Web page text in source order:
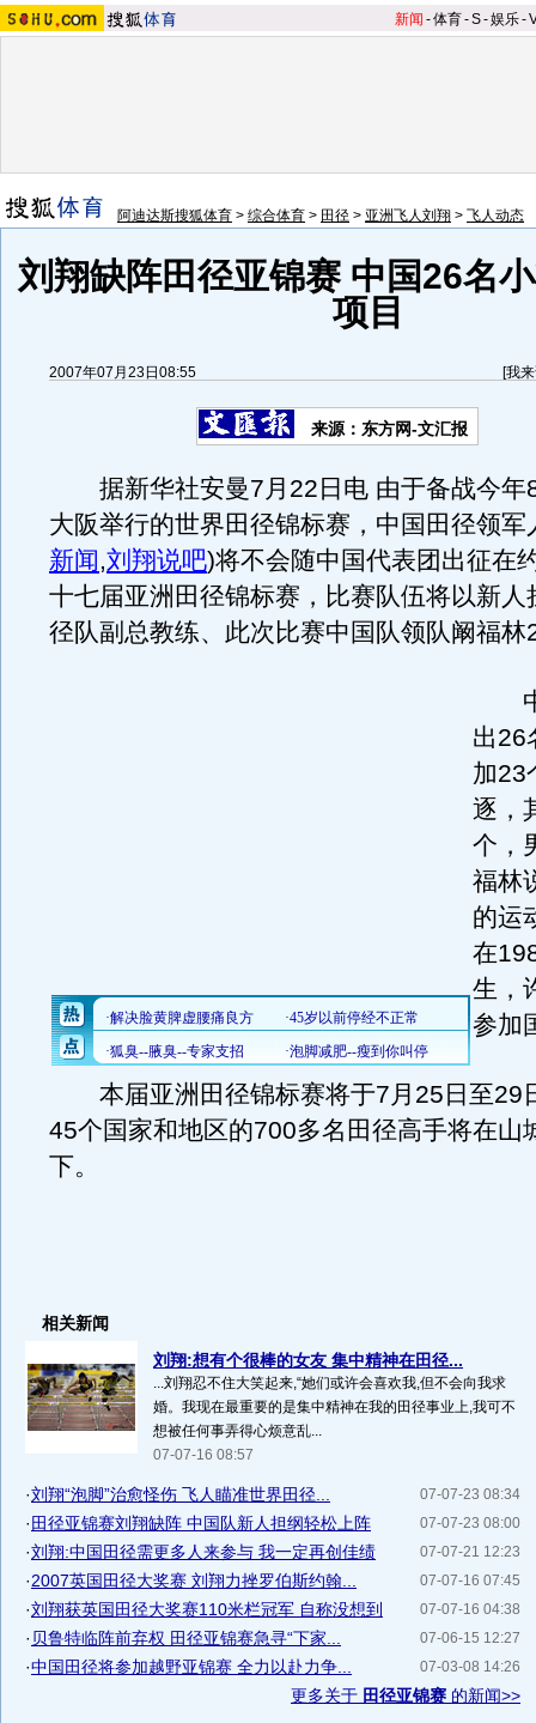
新闻 -体育-S-娱乐-
阿迪达斯搜狐体育 > 综合体育 > 田径 > 亚洲飞人刘翔 > 飞人动态
刘翔缺阵田径亚锦赛 中国26名
项目
2007年07月23日08:55 [我
来源：东方网-文汇报
据新华社安曼7月22日电 由于备战今年
大阪举行的世界田径锦标赛，中国田径领军
新闻,刘翔说吧)将不会随中国代表团出征在
十七届亚洲田径锦标赛，比赛队伍将以新人
径队副总教练、此次比赛中国队领队阚福林
中
出26
加23
逐，
个，
福林
的运
在
生，
参加
本届亚洲田径锦标赛将于7月25日至29
45个国家和地区的700多名田径高手将在山
下。
相关新闻
刘翔:想有个很棒的女友 集中精神在田径...
...刘翔忍不住大笑起来,“她们或许会喜欢我,但不会向我求
婚。我现在最重要的是集中精神在我的田径事业上,我可不
想被任何事弄得心烦意乱...
07-07-16 08:57
07-07-23 08:34
·刘翔“泡脚”治愈怪伤 飞人瞄准世界田径...
07-07-23 08:00
· 田径亚锦赛刘翔缺阵 中国队新人担纲轻松上阵
07-07-21 12:23
·刘翔:中国田径需更多人来参与 我一定再创佳绩
07-07-16 07:45
·2007英国田径大奖赛 刘翔力挫罗伯斯约翰...
07-07-16 04:38
·刘翔获英国田径大奖赛110米栏冠军 自称没想到
07-06-15 12:27
· 贝鲁特临阵前弃权 田径亚锦赛急寻“下家...
07-03-08 14:26
·中国田径将参加越野亚锦赛 全力以赴力争...
更多关于 田径亚锦赛 的新闻>>